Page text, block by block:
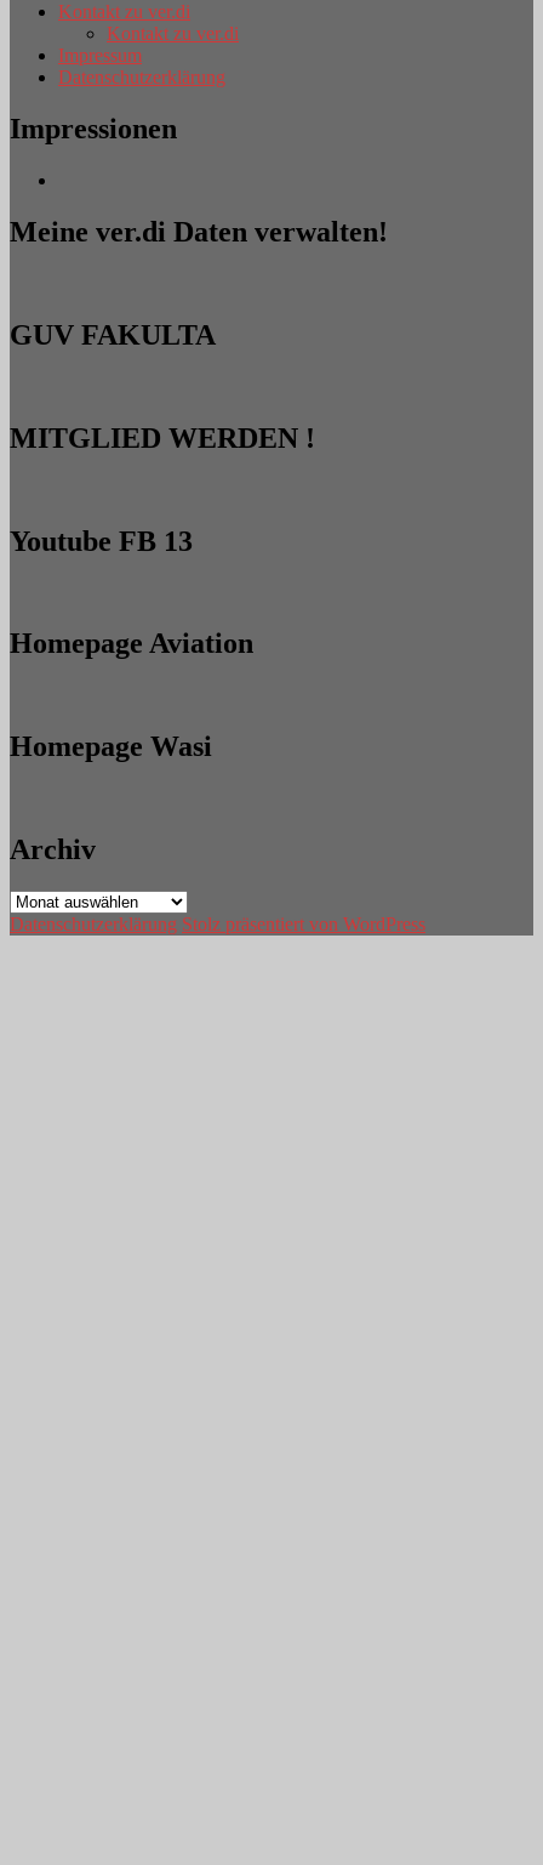
Kontakt zu ver.di
Kontakt zu ver.di
Impressum
Datenschutzerklärung
Impressionen
Meine ver.di Daten verwalten!
GUV FAKULTA
MITGLIED WERDEN !
Youtube FB 13
Homepage Aviation
Homepage Wasi
Archiv
Archiv
Datenschutzerklärung Stolz präsentiert von WordPress